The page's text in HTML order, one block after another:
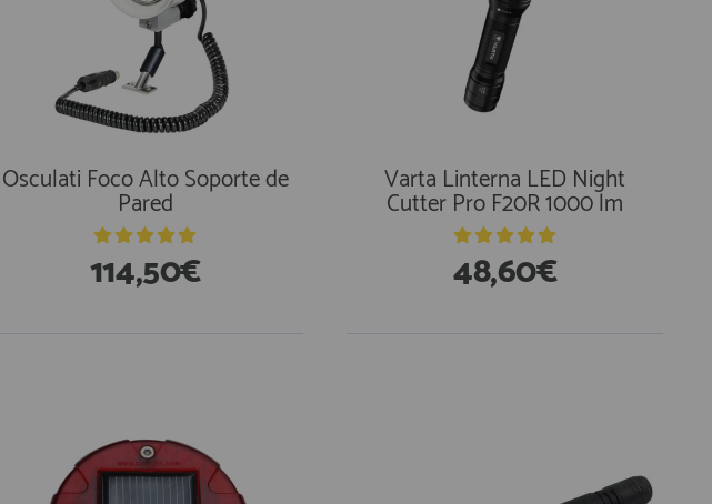
Osculati Foco Alto Soporte de
Pared
114,50€
Varta Linterna LED Night
Cutter Pro F20R 1000 lm
48,60€